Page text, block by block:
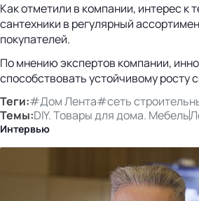
Как отметили в компании, интерес
сантехники в регулярный
покупателей.
По мнению экспертов компании,
способствовать устойчивому росту
Теги:#Дом Лента#сеть
Темы:DIY. Товары для дома. Мебель
Интервью